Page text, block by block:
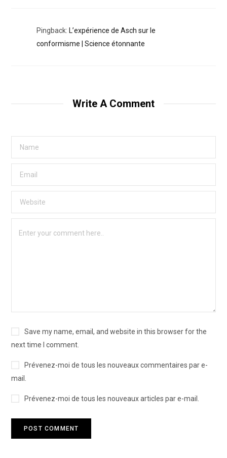
Pingback: L’expérience de Asch sur le
conformisme | Science étonnante
Write A Comment
Save my name, email, and website in this browser for the
next time I comment.
Prévenez-moi de tous les nouveaux commentaires par e-
mail.
Prévenez-moi de tous les nouveaux articles par e-mail.